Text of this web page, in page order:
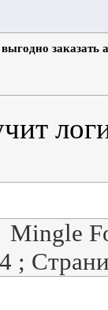
заказать
Mingle
;